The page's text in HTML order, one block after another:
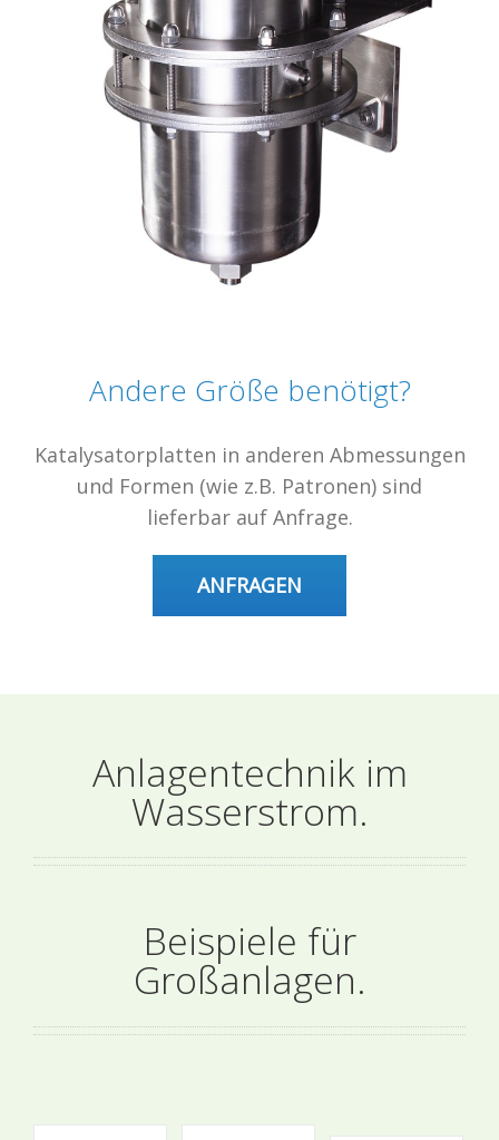
Andere Größe benötigt?
Katalysatorplatten in anderen Abmessungen
und Formen (wie z.B. Patronen) sind
lieferbar auf Anfrage.
ANFRAGEN
Anlagentechnik im
Wasserstrom.
Beispiele für
Großanlagen.